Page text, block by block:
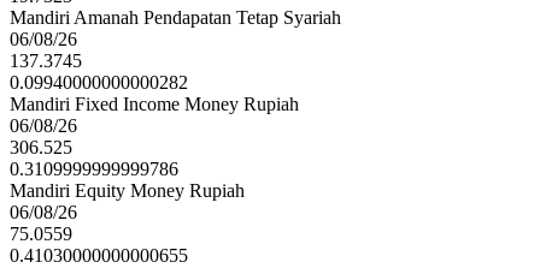
Mandiri Amanah Pendapatan Tetap Syariah
06/08/26
137.3745
0.09940000000000282
Mandiri Fixed Income Money Rupiah
06/08/26
306.525
0.3109999999999786
Mandiri Equity Money Rupiah
06/08/26
75.0559
0.41030000000000655